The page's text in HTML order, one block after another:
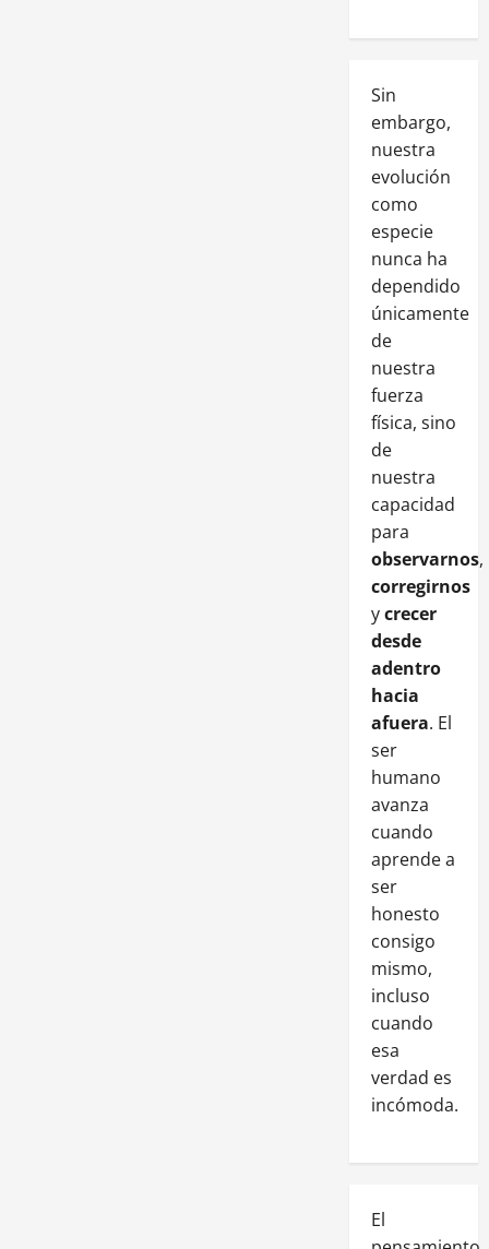
Sin
embargo,
nuestra
evolución
como
especie
nunca ha
dependido
únicamente
de
nuestra
fuerza
física, sino
de
nuestra
capacidad
para
observarnos,
corregirnos
ycrecer
desde
adentro
hacia
afuera. El
ser
humano
avanza
cuando
aprende a
ser
honesto
consigo
mismo,
incluso
cuando
esa
verdad es
incómoda.
El